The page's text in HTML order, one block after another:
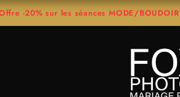
-20% sur les séances MODE/BOUDOIR